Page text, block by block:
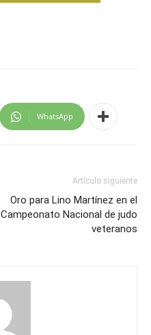
WhatsApp
Artículo siguiente
Oro para Lino Martínez en el
Campeonato Nacional de judo
veteranos